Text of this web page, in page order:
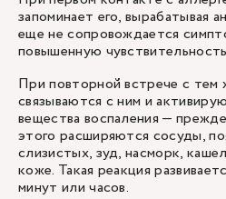
запоминает его, вырабатывая
еще не сопровождается
повышенную
При повторной встрече с тем
связываются с ним и
вещества воспаления —
этого расширяются сосуды,
слизистых, зуд, насморк,
коже. Такая реакция
минут или часов.